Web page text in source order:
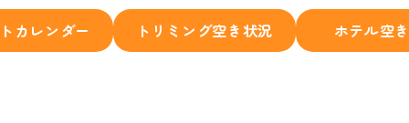
カレンダー トリミング空き状況 ホテル空